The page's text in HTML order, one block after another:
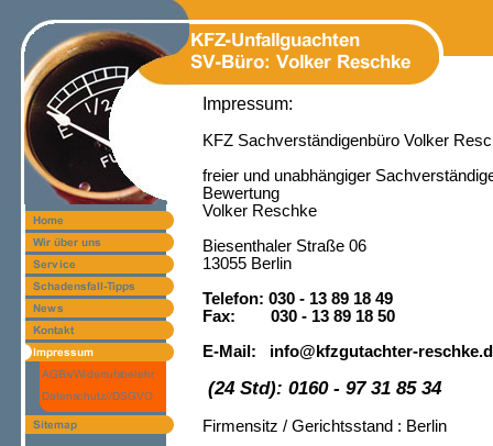
Impressum:
KFZ Sachverständigenbüro Volker
freier und unabhängiger
Bewertung
Volker Reschke
Biesenthaler Straße 06
13055 Berlin
Telefon: 030 - 13 89 18 49
Fax: 030 - 13 89 18 50
E-Mail: info@kfzgutachter-
(24 Std): 0160 - 97 31 85 34
Firmensitz / Gerichtsstand : Berlin